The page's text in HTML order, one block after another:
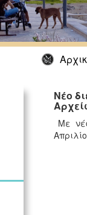
Νέο
Με